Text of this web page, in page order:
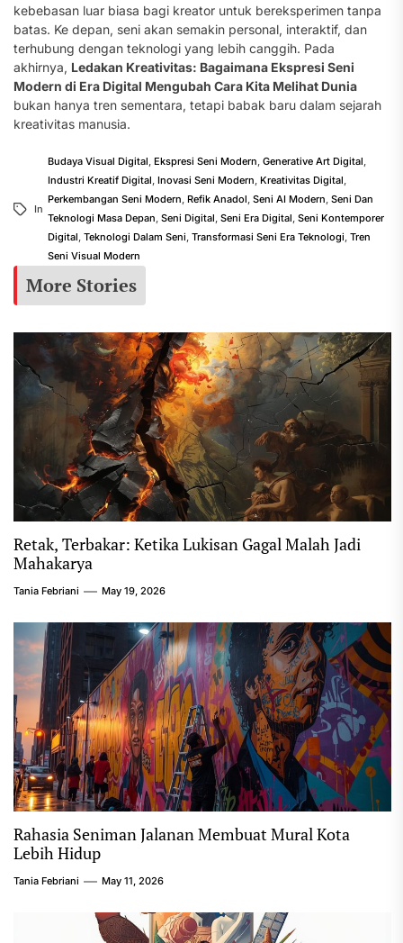
kebebasan luar biasa bagi kreator untuk bereksperimen tanpa
batas. Ke depan, seni akan semakin personal, interaktif, dan
terhubung dengan teknologi yang lebih canggih. Pada
akhirnya, Ledakan Kreativitas: Bagaimana Ekspresi Seni
Modern di Era Digital Mengubah Cara Kita Melihat Dunia
bukan hanya tren sementara, tetapi babak baru dalam sejarah
kreativitas manusia.
In
Budaya Visual Digital, Ekspresi Seni Modern, Generative Art Digital,
Industri Kreatif Digital, Inovasi Seni Modern, Kreativitas Digital,
Perkembangan Seni Modern, Refik Anadol, Seni AI Modern, Seni Dan
Teknologi Masa Depan, Seni Digital, Seni Era Digital, Seni Kontemporer
Digital, Teknologi Dalam Seni, Transformasi Seni Era Teknologi, Tren
Seni Visual Modern
More Stories
Retak, Terbakar: Ketika Lukisan Gagal Malah Jadi
Mahakarya
Tania Febriani May 19, 2026
Rahasia Seniman Jalanan Membuat Mural Kota
Lebih Hidup
Tania Febriani May 11, 2026